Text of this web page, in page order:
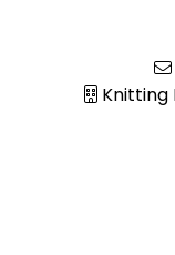
Knitting